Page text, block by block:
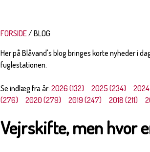
FORSIDE
BLOG
Her på Blåvand's blog bringes korte nyheder i
fuglestationen.
Se indlæg fra år:2026 (132) 2025 (234)
(276)
2020 (279) 2019 (247) 2018 (211)
Vejrskifte, men hvor